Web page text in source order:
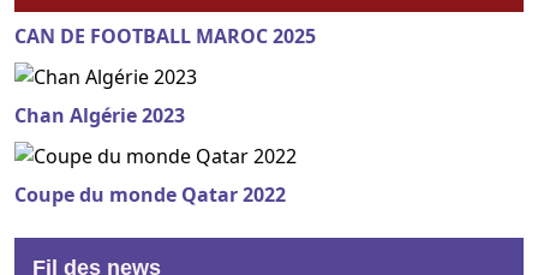
CAN DE FOOTBALL MAROC 2025
Chan Algérie 2023
Coupe du monde Qatar 2022
Fil des news